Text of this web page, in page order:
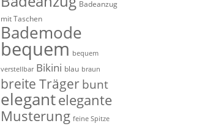
Badeanzug
mit Taschen
Bademode
bequem bequem
verstellbar Bikini blau braun
breite Trägerbunt
elegantelegante
Musterung feine Spitze